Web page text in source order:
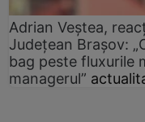
Adrian Veștea,
Județean Brașov:
bag peste fluxurile
managerul”